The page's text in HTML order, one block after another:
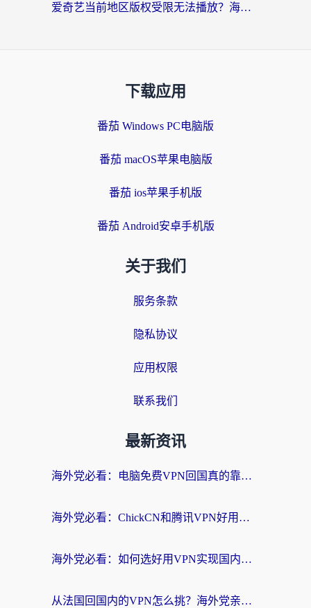
爱奇艺当前地区版权受限无法播放？海外党追剧看电影的终极解决方案来了
下载应用
番茄 Windows PC电脑版
番茄 macOS苹果电脑版
番茄 ios苹果手机版
番茄 Android安卓手机版
关于我们
服务条款
隐私协议
应用权限
联系我们
最新资讯
海外党必看：电脑免费VPN回国真的靠谱吗？附实测对比与最优方案指南
海外党必看：ChickCN和腾讯VPN好用吗？3招选对回国加速器，告别地区限制
海外党必看：如何选好用VPN实现国内资源无缝访问？从越南到全球都适用
从法国回国内的VPN怎么挑？海外党亲测：稳定、多端、安全才是关键